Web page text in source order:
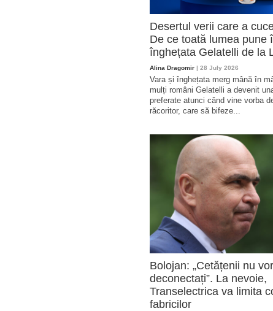
Desertul verii care a
De ce toată lumea pune
înghețata Gelatelli de la
Alina Dragomir | 28 July 2026
Vara și înghețata merg mână în
mulți români Gelatelli a devenit
preferate atunci când vine vorba
răcoritor, care să bifeze...
Bolojan: „Cetățenii nu
deconectați”. La nevoie,
Transelectrica va limita
fabricilor